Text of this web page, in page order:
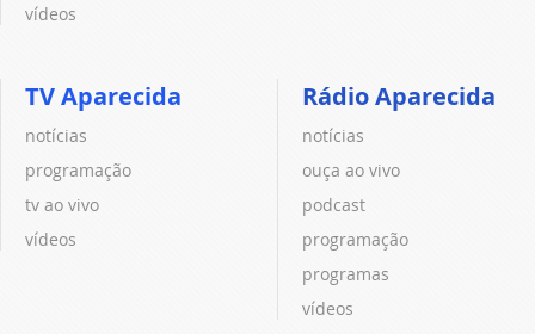
vídeos
TV Aparecida
notícias
programação
tv ao vivo
vídeos
Rádio Aparecida
notícias
ouça ao vivo
podcast
programação
programas
vídeos